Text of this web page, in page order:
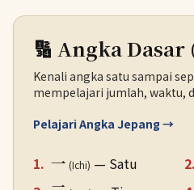
🔢 Angka Dasar
Kenali angka satu sampai
mempelajari jumlah, waktu,
Pelajari Angka Jepang →
1. 一 (Ichi) — Satu 2.